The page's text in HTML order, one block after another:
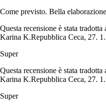
Come previsto. Bella elaborazione
Questa recensione è stata tradotta
Karina K.Repubblica Ceca, 27.
Super
Questa recensione è stata tradotta
Karina K.Repubblica Ceca, 27.
Super